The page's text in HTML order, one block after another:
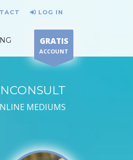
LOG IN
GRATIS
ACCOUNT
MEDIUMS